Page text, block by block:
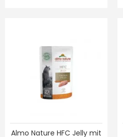
Almo Nature HFC Jelly mit